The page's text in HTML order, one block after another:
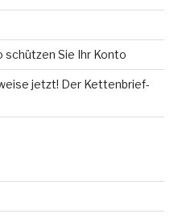
schützen Sie Ihr Konto
jetzt! Der Kettenbrief-